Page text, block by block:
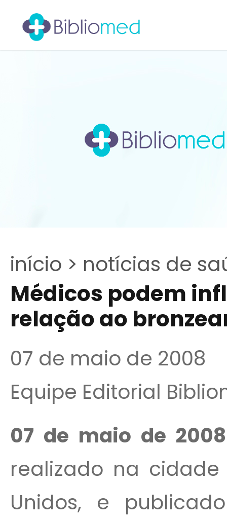
início > notícias de
Médicos podem
relação ao
07 de maio de 2008
Equipe Editorial
07 de maio de
realizado na
Unidos, e